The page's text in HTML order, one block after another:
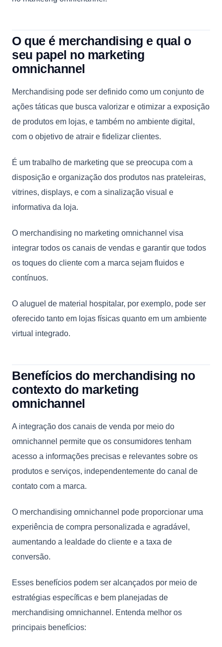
O que é merchandising e qual o
seu papel no marketing
omnichannel
Merchandising pode ser definido como um conjunto de
ações táticas que busca valorizar e otimizar a exposição
de produtos em lojas, e também no ambiente digital,
com o objetivo de atrair e fidelizar clientes.
É um trabalho de marketing que se preocupa com a
disposição e organização dos produtos nas prateleiras,
vitrines, displays, e com a sinalização visual e
informativa da loja.
O merchandising no marketing omnichannel visa
integrar todos os canais de vendas e garantir que todos
os toques do cliente com a marca sejam fluidos e
contínuos.
O aluguel de material hospitalar, por exemplo, pode ser
oferecido tanto em lojas físicas quanto em um ambiente
virtual integrado.
Benefícios do merchandising no
contexto do marketing
omnichannel
A integração dos canais de venda por meio do
omnichannel permite que os consumidores tenham
acesso a informações precisas e relevantes sobre os
produtos e serviços, independentemente do canal de
contato com a marca.
O merchandising omnichannel pode proporcionar uma
experiência de compra personalizada e agradável,
aumentando a lealdade do cliente e a taxa de
conversão.
Esses benefícios podem ser alcançados por meio de
estratégias específicas e bem planejadas de
merchandising omnichannel. Entenda melhor os
principais benefícios: